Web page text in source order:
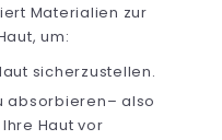
Materialien zur
um:
sicherzustellen.
absorbieren– also
Haut vor